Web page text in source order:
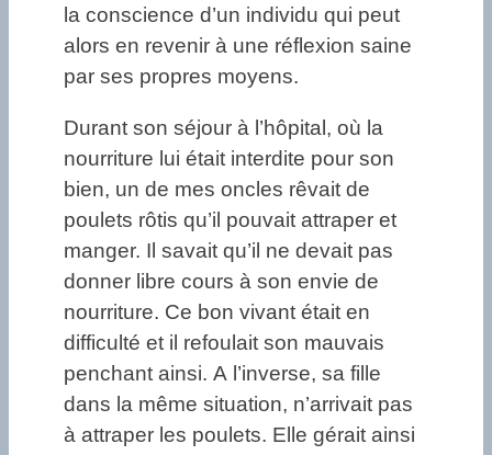
la conscience d’un individu qui peut
alors en revenir à une réflexion saine
par ses propres moyens.
Durant son séjour à l’hôpital, où la
nourriture lui était interdite pour son
bien, un de mes oncles rêvait de
poulets rôtis qu’il pouvait attraper et
manger. Il savait qu’il ne devait pas
donner libre cours à son envie de
nourriture. Ce bon vivant était en
difficulté et il refoulait son mauvais
penchant ainsi. A l’inverse, sa fille
dans la même situation, n’arrivait pas
à attraper les poulets. Elle gérait ainsi